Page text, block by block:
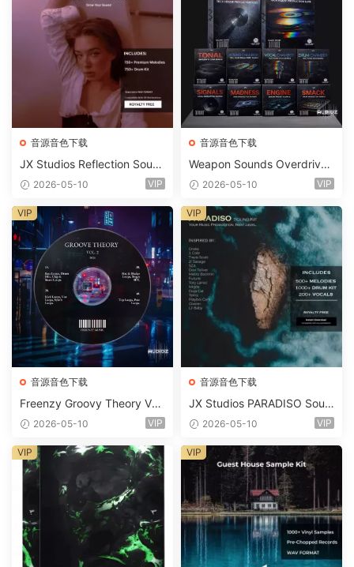
音源音色下载
JX Studios Reflection Soun
d Kit WAV-FANTASTiC
2026-05-10 VIP
音源音色下载
Weapon Sounds Overdrive
x Echo Chamber Production
m 2 Presets-FANTASTiC
2026-05-10 VIP
音源音色下载
Freenzy Groovy Theory Vol.
2 WAV
2026-05-10 VIP
VIP
音源音色下载
JX Studios PARADISO Soun
d Kit MULTiFORMAT-FANTA
2026-05-10 VIP
VIP
VIP VIP